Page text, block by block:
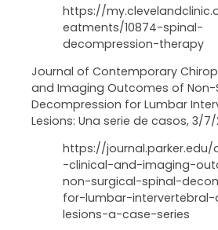
https://
eatments/10874-spinal-
decompression-therapy
Journal of Contemporary
and Imaging Outcomes of Non-
Decompression for Lumbar
Lesions: Una serie de casos, 3/7/
https://journal.parker.edu/
-clinical-and-imaging-
non-surgical-spinal-
for-lumbar-
lesions-a-case-series